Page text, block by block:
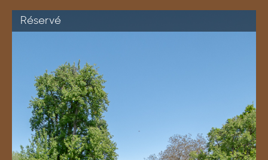
Réservé